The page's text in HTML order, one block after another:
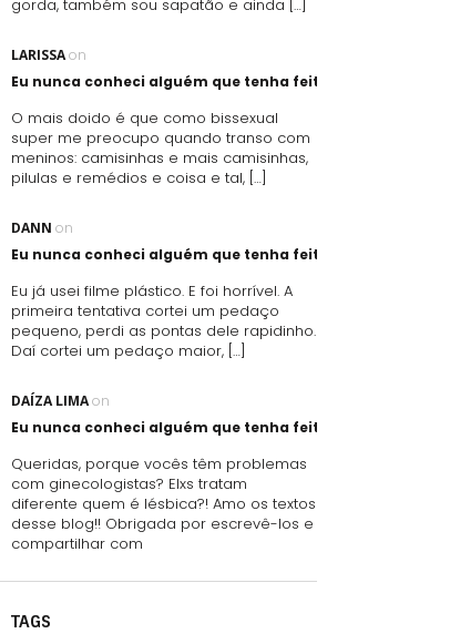
gorda, também sou sapatão e ainda […]
LARISSAon
Eu nunca conheci alguém que tenha feito sexo oral
O mais doido é que como bissexual
super me preocupo quando transo com
meninos: camisinhas e mais camisinhas,
pilulas e remédios e coisa e tal, […]
DANN on
Eu nunca conheci alguém que tenha feito sexo oral
Eu já usei filme plástico. E foi horrível. A
primeira tentativa cortei um pedaço
pequeno, perdi as pontas dele rapidinho.
Daí cortei um pedaço maior, […]
DAÍZA LIMAon
Eu nunca conheci alguém que tenha feito sexo oral
Queridas, porque vocês têm problemas
com ginecologistas? Elxs tratam
diferente quem é lésbica?! Amo os textos
desse blog!! Obrigada por escrevê-los e
compartilhar com
TAGS